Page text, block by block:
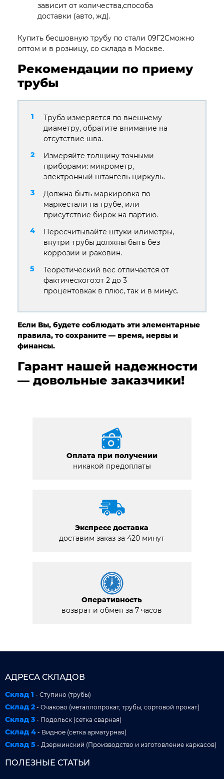
зависит от количества,способа
доставки (авто, жд).
Купить бесшовную трубу по стали 09Г2Сможно
оптом и в розницу, со склада в Москве.
Рекомендации по приему
трубы
Труба измеряется по внешнему
диаметру, обратите внимание на
отсутствие шва.
Измеряйте толщину точными
приборами: микрометр,
электронный штангель циркуль.
Должна быть маркировка по
маркестали на трубе, или
присутствие бирок на партию.
Пересчитывайте штуки илиметры,
внутри трубы должны быть без
коррозии и раковин.
Теоретический вес отличается от
фактического:от 2 до 3
процентовкак в плюс, так и в минус.
Если Вы, будете соблюдать эти элементарные
правила, то сохраните — время, нервы и
финансы.
Гарант нашей надежности
— довольные заказчики!
Оплата при получении
никакой предоплаты
Экспресс доставка
доставим заказ за 420 минут
Оперативность
возврат и обмен за 7 часов
АДРЕСА СКЛАДОВ
Склад 1 - Ступино (трубы)
Склад 2 - Очаково (металлопрокат, трубы, сортовой прокат)
Склад 3 - Подольск (сетка сварная)
Склад 4 - Видное (сетка арматурная)
Склад 5 - Дзержинский (Производство и изготовление каркасов)
ПОЛЕЗНЫЕ СТАТЬИ